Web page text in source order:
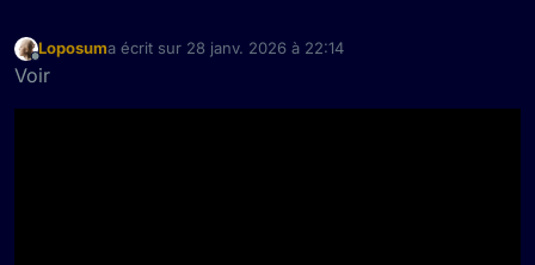
Hors-ligne
Loposuma écrit sur 28 janv. 2026 à 22:14
dernière édition par
Voir